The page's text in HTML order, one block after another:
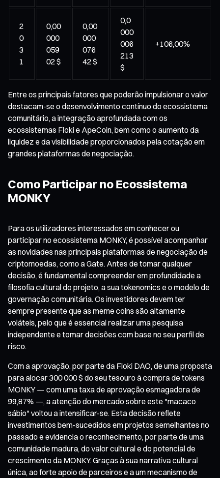
2
0
3
1
0,00
000
059
02 $
0,00
000
076
42 $
0,0
000
006
213
$
+106,00%
Entre os principais fatores que poderão impulsionar o valor
destacam-se o desenvolvimento contínuo do ecossistema
comunitário, a integração aprofundada com os
ecossistemas Floki e ApeCoin, bem como o aumento da
liquidez e da visibilidade proporcionados pela cotação em
grandes plataformas de negociação.
Como Participar no Ecossistema
MONKY
Para os utilizadores interessados em conhecer ou
participar no ecossistema MONKY, é possível acompanhar
as novidades nas principais plataformas de negociação de
criptomoedas, como a Gate. Antes de tomar qualquer
decisão, é fundamental compreender em profundidade a
filosofia cultural do projeto, a sua tokenomics e o modelo de
governação comunitária. Os investidores devem ter
sempre presente que as meme coins são altamente
voláteis, pelo que é essencial realizar uma pesquisa
independente e tomar decisões com base no seu perfil de
risco.
Com a aprovação, por parte da Floki DAO, de uma proposta
para alocar 300 000 $ do seu tesouro à compra de tokens
MONKY — com uma taxa de aprovação esmagadora de
99,87% —, a atenção do mercado sobre este "macaco
sábio" voltou a intensificar-se. Esta decisão reflete
investimentos bem-sucedidos em projetos semelhantes no
passado e evidencia o reconhecimento, por parte de uma
comunidade madura, do valor cultural e do potencial de
crescimento da MONKY. Graças à sua narrativa cultural
única, ao forte apoio de parceiros e a um mecanismo de